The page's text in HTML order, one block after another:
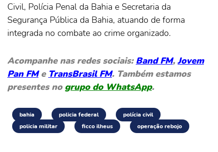
Civil, Polícia Penal da Bahia e Secretaria da
Segurança Pública da Bahia, atuando de forma
integrada no combate ao crime organizado.
Acompanhe nas redes sociais: Band FM, Jovem
Pan FMe TransBrasil FM. Também estamos
presentes no grupo do WhatsApp.
bahia policia federal
polícia civil
policia militar
ficco ilheus operação rebojo